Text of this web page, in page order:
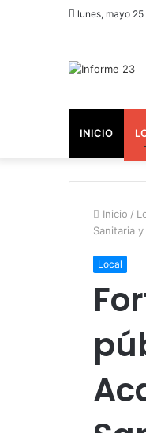
lunes, mayo
INICIO
Inicio /
Sanitaria y
Local